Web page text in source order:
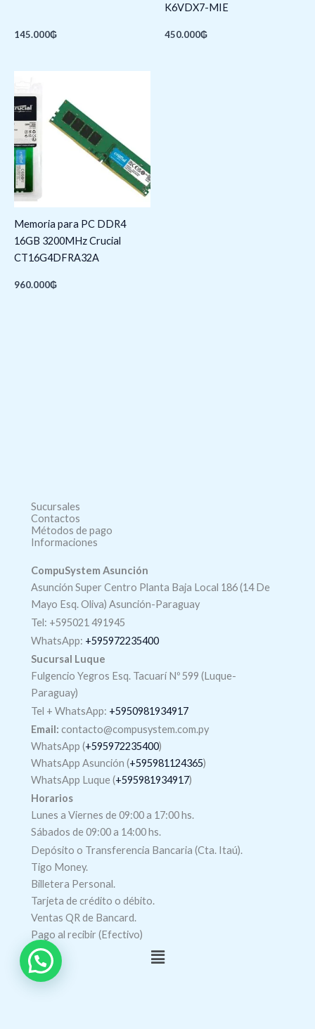
145.000₲
K6VDX7-MIE
450.000₲
Memoria para PC DDR4
16GB 3200MHz Crucial
CT16G4DFRA32A
960.000₲
Sucursales
Contactos
Métodos de pago
Informaciones
CompuSystem Asunción
Asunción Super Centro Planta Baja Local 186 (14 De
Mayo Esq. Oliva) Asunción-Paraguay
Tel: +595021 491945
WhatsApp: +595972235400
Sucursal Luque
Fulgencio Yegros Esq. Tacuarí Nº 599 (Luque-
Paraguay)
Tel + WhatsApp: +5950981934917
Email: contacto@compusystem.com.py
WhatsApp (+595972235400)
WhatsApp Asunción (+595981124365)
WhatsApp Luque (+595981934917)
Horarios
Lunes a Viernes de 09:00 a 17:00 hs.
Sábados de 09:00 a 14:00 hs.
Depósito o Transferencia Bancaria (Cta. Itaú).
Tigo Money.
Billetera Personal.
Tarjeta de crédito o débito.
Ventas QR de Bancard.
Pago al recibir (Efectivo)
Menú